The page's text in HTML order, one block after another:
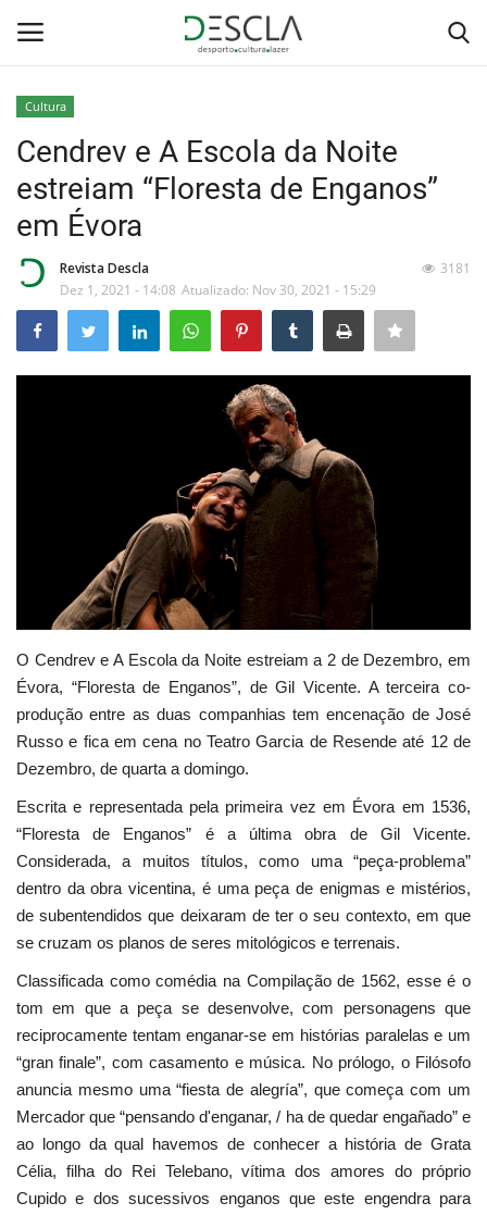
Home
Desporto
Estatuto Editorial
Ficha técnica
Cultura
Lazer
Ambiente
Cultura
Cendrev e A Escola da Noite
estreiam “Floresta de Enganos”
em Évora
Revista Descla
Dez 1, 2021 - 14:08 Atualizado: Nov 30, 2021 - 15:29
3181
O Cendrev e A Escola da Noite estreiam a 2 de Dezembro, em
Évora, “Floresta de Enganos”, de Gil Vicente. A terceira co-
produção entre as duas companhias tem encenação de José
Russo e fica em cena no Teatro Garcia de Resende até 12 de
Dezembro, de quarta a domingo.
Escrita e representada pela primeira vez em Évora em 1536,
“Floresta de Enganos” é a última obra de Gil Vicente.
Considerada, a muitos títulos, como uma “peça-problema”
dentro da obra vicentina, é uma peça de enigmas e mistérios,
de subentendidos que deixaram de ter o seu contexto, em que
se cruzam os planos de seres mitológicos e terrenais.
Classificada como comédia na Compilação de 1562, esse é o
tom em que a peça se desenvolve, com personagens que
reciprocamente tentam enganar-se em histórias paralelas e um
“gran finale”, com casamento e música. No prólogo, o Filósofo
anuncia mesmo uma “fiesta de alegría”, que começa com um
Mercador que “pensando d'enganar, / ha de quedar engañado” e
ao longo da qual havemos de conhecer a história de Grata
Célia, filha do Rei Telebano, vítima dos amores do próprio
Cupido e dos sucessivos enganos que este engendra para